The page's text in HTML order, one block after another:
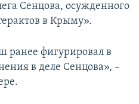
Сенцова, осужденного
в Крыму».
фигурировал в
в деле Сенцова», –